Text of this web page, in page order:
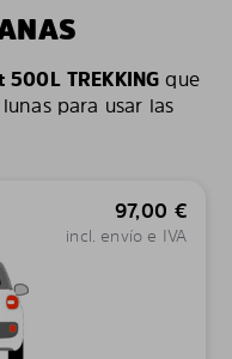
500L TREKKING que
para usar las
97,00 €
incl. envío e IVA